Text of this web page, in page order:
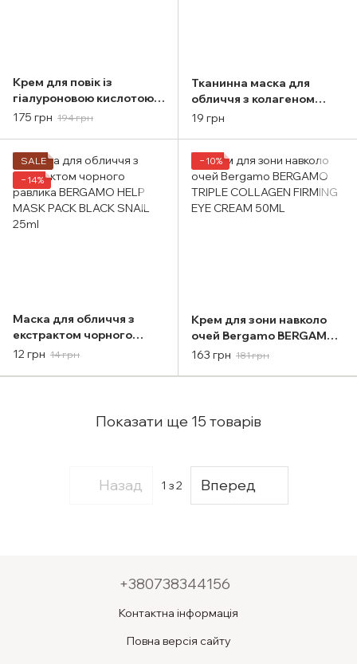
Крем для повік із
гіалуроновою кислотою
BERGAMO HYALURONIC
100ml
175 грн 194 грн
Тканинна маска для
обличчя з колагеном
BERGAMO HELP MASK
19 грн
SALE
−14%
Маска для обличчя з
екстрактом чорного
равлика BERGAMO HELP
12 грн 14 грн
−10%
Крем для зони навколо
очей Bergamo BERGAMO
TRIPLE COLLAGEN
163 грн 181 грн
Показати ще 15 товарів
Назад 1 з 2 Вперед
+380738344156
Контактна інформація
Повна версія сайту